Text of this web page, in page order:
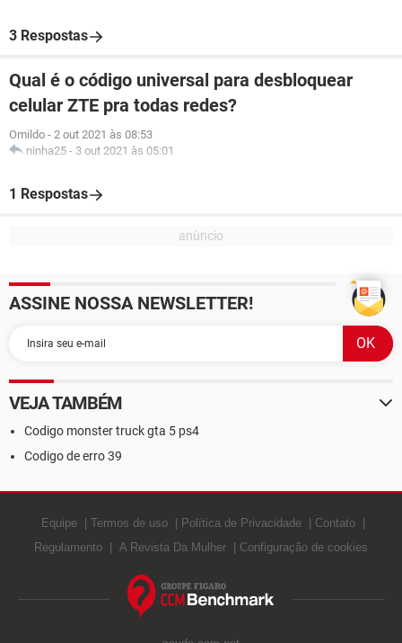
3 Respostas
Qual é o código universal para desbloquear
celular ZTE pra todas redes?
Omildo - 2 out 2021 às 08:53
ninha25 - 3 out 2021 às 05:01
1 Respostas
ASSINE NOSSA NEWSLETTER!
VEJA TAMBÉM
Codigo monster truck gta 5 ps4
Codigo de erro 39
Equipe Termos de uso Política de Privacidade
Contato
Regulamento
A Revista Da Mulher Configuração de cookies